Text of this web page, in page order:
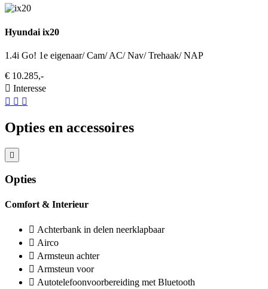
Hyundai ix20
1.4i Go! 1e eigenaar/ Cam/ AC/ Nav/ Trehaak/ NAP
€ 10.285,-
Interesse
Opties en accessoires
Opties
Comfort & Interieur
Achterbank in delen neerklapbaar
Airco
Armsteun achter
Armsteun voor
Autotelefoonvoorbereiding met Bluetooth